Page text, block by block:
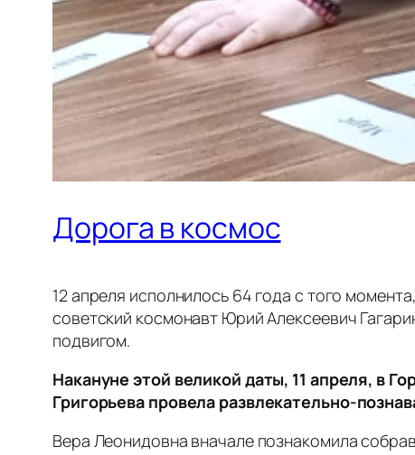
Дорога в космос
12 апреля исполнилось 64 года с того
советский космонавт Юрий Алексеевич
подвигом.
Накануне этой великой даты, 11 апреля, в
Григорьева провела развлекательно-
Вера Леонидовна вначале познакомила